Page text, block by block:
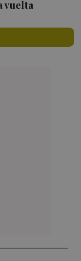
vuelta